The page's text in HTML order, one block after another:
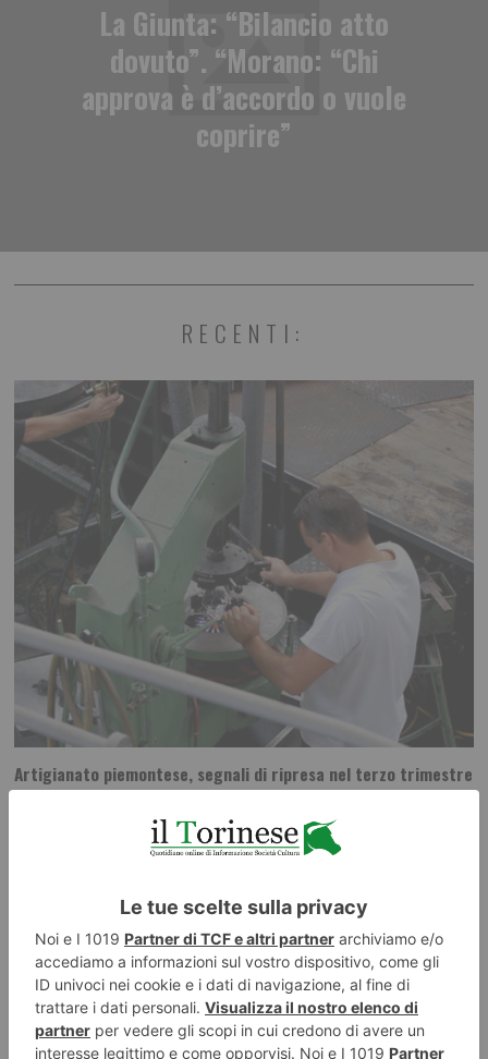
La Giunta: “Bilancio atto
dovuto”. “Morano: “Chi
approva è d’accordo o vuole
coprire”
RECENTI:
Artigianato piemontese, segnali di ripresa nel terzo trimestre
ma i saldi restano negativi
Piccoli segnali di miglioramento per l’artigianato piemontese, anche se il
quadro economico continua a essere caratterizzato